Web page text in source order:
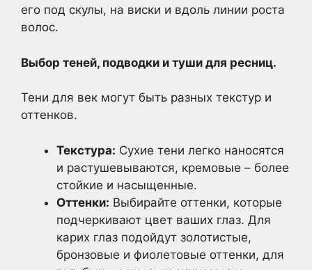
его под скулы, на виски и вдоль линии роста
волос.
Выбор теней, подводки и туши для ресниц.
Тени для век могут быть разных текстур и
оттенков.
Текстура: Сухие тени легко наносятся
и растушевываются, кремовые – более
стойкие и насыщенные.
Оттенки: Выбирайте оттенки, которые
подчеркивают цвет ваших глаз. Для
карих глаз подойдут золотистые,
бронзовые и фиолетовые оттенки, для